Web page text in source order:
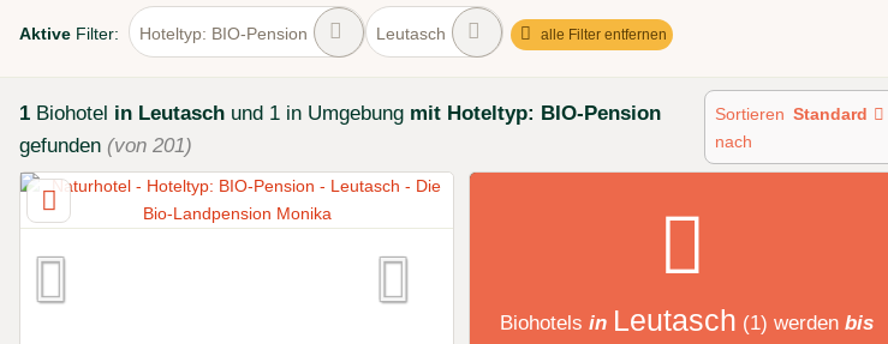
Aktive Filter: Hoteltyp: BIO-Pension Leutasch alle Filter entfernen
1 Biohotel in Leutasch und 1 in Umgebung mit Hoteltyp: BIO-Pension
gefunden (von 201)
Sortieren
nach
Standard
Biohotels in Leutasch (1) werden bis